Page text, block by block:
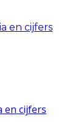
en cijfers
en cijfers